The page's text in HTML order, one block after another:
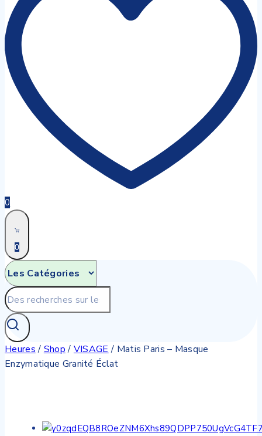
0
0
Recherche
pour:
Heures / Shop / VISAGE / Matis Paris – Masque
Enzymatique Granité Éclat